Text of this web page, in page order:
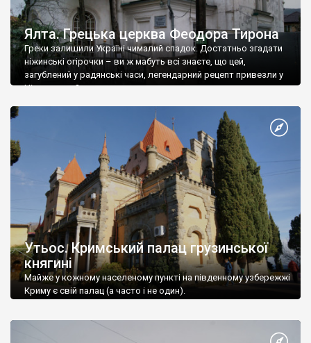
Ялта. Грецька церква Феодора Тирона
Греки залишили Україні чималий спадок. Достатньо згадати
ніжинські огірочки – ви ж мабуть всі знаєте, що цей,
загублений у радянські часи, легендарний рецепт привезли у
Ніжин греки?
Утьос. Кримський палац грузинської
княгині
Майже у кожному населеному пункті на південному узбережжі
Криму є свій палац (а часто і не один).